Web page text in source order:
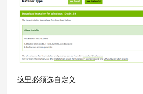
这里必须选自定义